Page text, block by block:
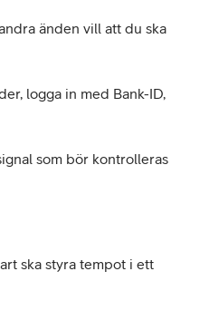
änden vill att du ska
logga in med Bank-ID,
som bör kontrolleras
ska styra tempot i ett